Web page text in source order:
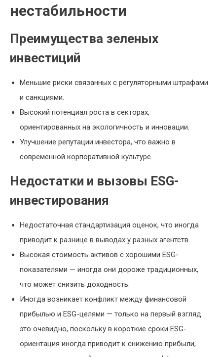
нестабильности
Преимущества зеленых
инвестиций
Меньшие риски связанных с регуляторными штрафами
и санкциями.
Высокий потенциал роста в секторах,
ориентированных на экологичность и инновации.
Улучшение репутации инвестора, что важно в
современной корпоративной культуре.
Недостатки и вызовы ESG-
инвестирования
Недостаточная стандартизация оценок, что иногда
приводит к разнице в выводах у разных агентств.
Высокая стоимость активов с хорошими ESG-
показателями — иногда они дороже традиционных,
что может снизить доходность.
Иногда возникает конфликт между финансовой
прибылью и ESG-целями — только на первый взгляд
это очевидно, поскольку в короткие сроки ESG-
ориентация иногда приводит к снижению прибыли,